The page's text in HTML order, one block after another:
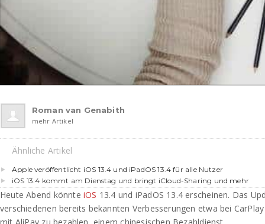
Roman van Genabith
mehr Artikel
Ähnliche Artikel
Apple veröffentlicht iOS 13.4 und iPadOS 13.4 für alle Nutzer
iOS 13.4 kommt am Dienstag und bringt iCloud-Sharing und mehr
Heute Abend könnte iOS 13.4 und iPadOS 13.4 erscheinen. Das
verschiedenen bereits bekannten Verbesserungen etwa bei